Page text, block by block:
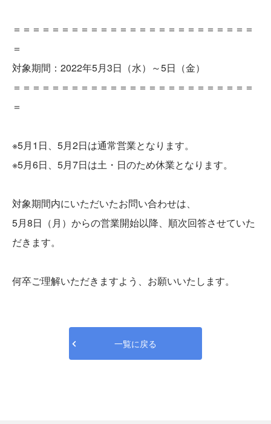
＝＝＝＝＝＝＝＝＝＝＝＝＝＝＝＝＝＝＝＝＝＝＝＝＝
＝
対象期間：2022年5月3日（水）～5日（金）
＝＝＝＝＝＝＝＝＝＝＝＝＝＝＝＝＝＝＝＝＝＝＝＝＝
＝
※5月1日、5月2日は通常営業となります。
※5月6日、5月7日は土・日のため休業となります。
対象期間内にいただいたお問い合わせは、
5月8日（月）からの営業開始以降、順次回答させていた
だきます。
何卒ご理解いただきますよう、お願いいたします。
一覧に戻る